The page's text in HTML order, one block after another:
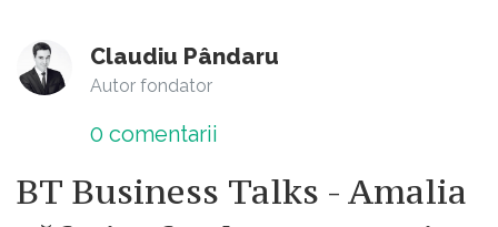
Claudiu Pândaru
Autor fondator
0 comentarii
BT Business Talks - Amalia